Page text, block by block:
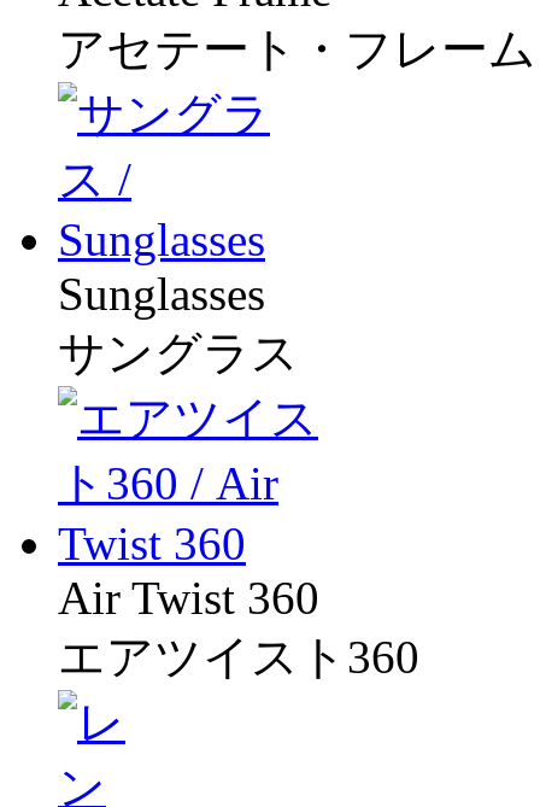
アセテート・フレーム
Sunglasses
サングラス
Air Twist 360
エアツイスト360